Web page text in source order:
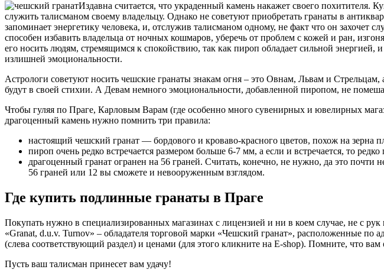
Издавна считается, что украденный камень накажет своего
служить талисманом своему владельцу. Однако не советуют приобретать гранаты в
запоминает энергетику человека, и, отслужив талисманом одному, не факт что он захочет
способен избавить владельца от ночных кошмаров, уберечь от проблем с кожей и ран,
его носить людям, стремящимся к спокойствию, так как пироп обладает сильной энергией,
излишней эмоциональности.
Астрологи советуют носить чешские гранаты знакам огня – это Овнам, Львам и
будут в своей стихии. А Девам немного эмоциональности, добавленной пиропом, не
Чтобы гуляя по Праге, Карловым Варам (где особенно много сувенирных и ювелирных
драгоценный камень нужно помнить три правила:
настоящий чешский гранат — бордового и кроваво-красного цветов, похож на зерна
пироп очень редко встречается размером больше 6-7 мм, а если и встречается, то редко
драгоценный гранат огранен на 56 граней. Считать, конечно, не нужно, да это
56 граней или 12 вы сможете и невооруженным взглядом.
Где купить подлинные гранаты в Праге
Покупать нужно в специализированных магазинах с лицензией и ни в коем случае, не с
«Granat, d.u.v. Turnov» – обладателя торговой марки «Чешский гранат», расположенные по
(слева соответствующий раздел) и ценами (для этого кликните на E-shop). Помните, что
Пусть ваш талисман принесет вам удачу!